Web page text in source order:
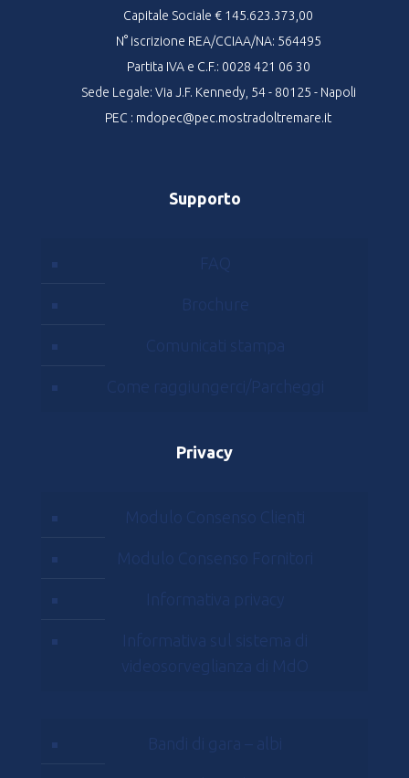
Capitale Sociale € 145.623.373,00
N° iscrizione REA/CCIAA/NA: 564495
Partita IVA e C.F.: 0028 421 06 30
Sede Legale: Via J.F. Kennedy, 54 - 80125 - Napoli
PEC : mdopec@pec.mostradoltremare.it
Supporto
FAQ
Brochure
Comunicati stampa
Come raggiungerci/Parcheggi
Privacy
Modulo Consenso Clienti
Modulo Consenso Fornitori
Informativa privacy
Informativa sul sistema di
videosorveglianza di MdO
Bandi di gara – albi